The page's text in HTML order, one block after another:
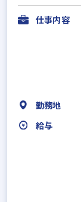
仕事内容
勤務地
給与